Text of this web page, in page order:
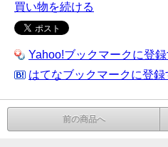
買い物を続ける
Yahoo!ブックマークに登録
はてなブックマークに登録
前の商品へ